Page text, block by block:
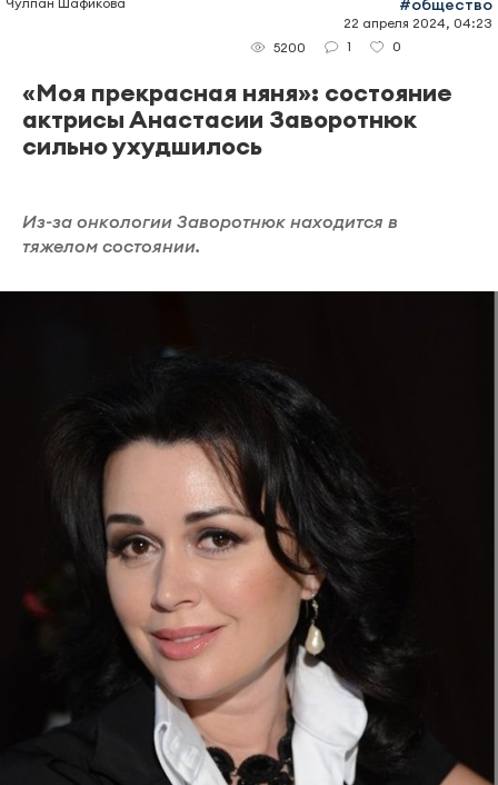
#общество
22 апреля 2024, 04:23
5200
1 0
«Моя прекрасная няня»: состояние
актрисы Анастасии Заворотнюк
сильно ухудшилось
Из-за онкологии Заворотнюк находится в
тяжелом состоянии.